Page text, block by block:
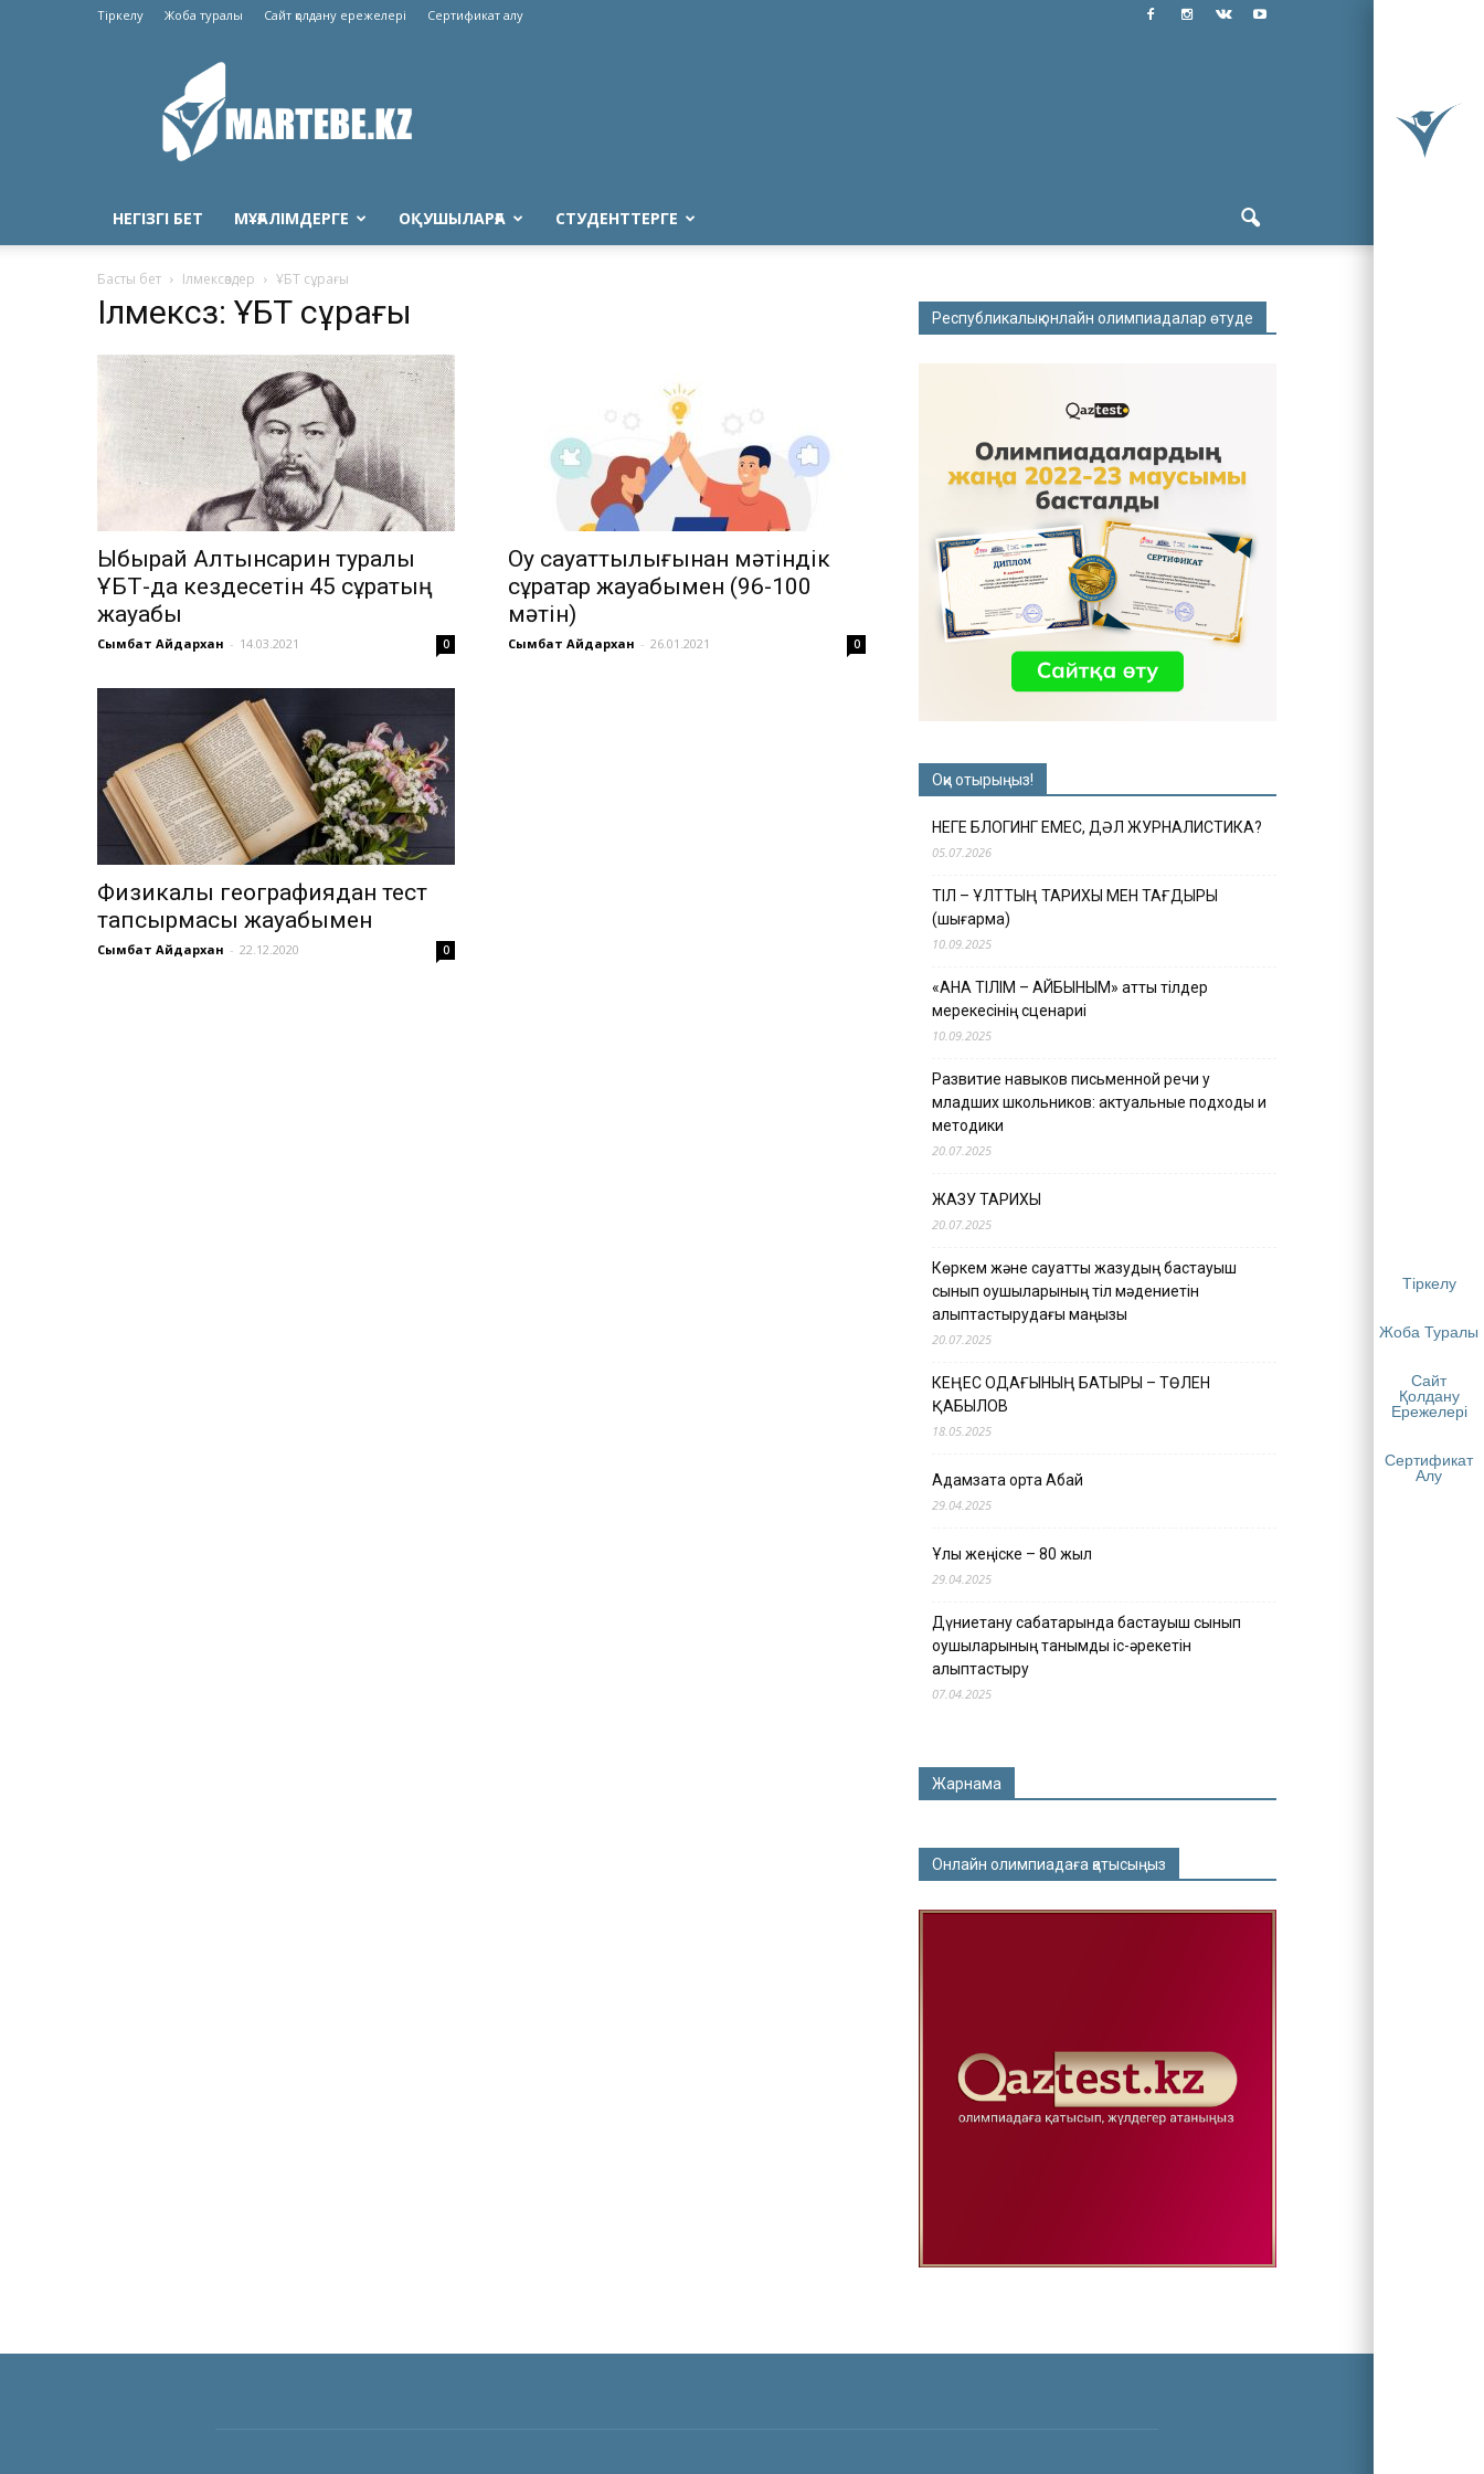
Тіркелу
Жоба Туралы
Сайт
Қолдану
Ережелері
Сертификат
Алу
Тіркелу Жоба туралы Сайт қолдану ережелері Сертификат алу
Martebe.kz
білім
сайты
НЕГІЗГІ БЕТ МҰҒАЛІМДЕРГЕ ОҚУШЫЛАРҒА СТУДЕНТТЕРГЕ
Басты бет Ілмексөздер ҰБТ сұрағы
Ілмексөз: ҰБТ сұрағы
Ыбырай Алтынсарин туралы
ҰБТ-да кездесетін 45 сұрақтың
жауабы
Сымбат Айдархан - 14.03.2021 0
Оқу сауаттылығынан мәтіндік
сұрақтар жауабымен (96-100
мәтін)
Сымбат Айдархан - 26.01.2021 0
Физикалық географиядан тест
тапсырмасы жауабымен
Сымбат Айдархан - 22.12.2020 0
Республикалық онлайн олимпиадалар өтуде
Оқи отырыңыз!
НЕГЕ БЛОГИНГ ЕМЕС, ДӘЛ ЖУРНАЛИСТИКА?
05.07.2026
ТІЛ – ҰЛТТЫҢ ТАРИХЫ МЕН ТАҒДЫРЫ
(шығарма)
10.09.2025
«АНА ТІЛІМ – АЙБЫНЫМ» атты тілдер
мерекесінің сценариі
10.09.2025
Развитие навыков письменной речи у
младших школьников: актуальные подходы и
методики
20.07.2025
ЖАЗУ ТАРИХЫ
20.07.2025
Көркем және сауатты жазудың бастауыш
сынып оқушыларының тіл мәдениетін
қалыптастырудағы маңызы
20.07.2025
КЕҢЕС ОДАҒЫНЫҢ БАТЫРЫ – ТӨЛЕН
ҚАБЫЛОВ
18.05.2025
Адамзатқа ортақ Абай
29.04.2025
Ұлы жеңіске – 80 жыл
29.04.2025
Дүниетану сабақтарында бастауыш сынып
оқушыларының танымдық іс-әрекетін
қалыптастыру
07.04.2025
Жарнама
Онлайн олимпиадаға қатысыңыз